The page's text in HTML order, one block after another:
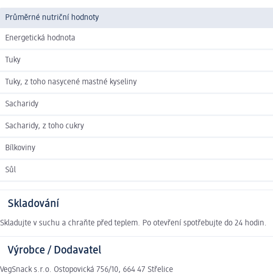
Průměrné nutriční hodnoty
Energetická hodnota
Tuky
Tuky, z toho nasycené mastné kyseliny
Sacharidy
Sacharidy, z toho cukry
Bílkoviny
Sůl
Skladování
Skladujte v suchu a chraňte před teplem. Po otevření spotřebujte do 24 hodin.
Výrobce / Dodavatel
VegSnack s.r.o. Ostopovická 756/10, 664 47 Střelice